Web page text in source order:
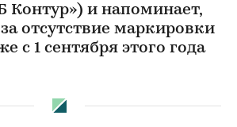
Контур») и напоминает,
отсутствие маркировки
с 1 сентября этого года